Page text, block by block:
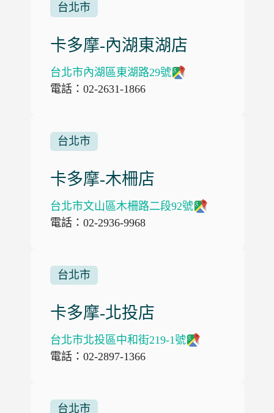
台北市
卡多摩-內湖東湖店
台北市內湖區東湖路29號
電話：02-2631-1866
台北市
卡多摩-木柵店
台北市文山區木柵路二段92號
電話：02-2936-9968
台北市
卡多摩-北投店
台北市北投區中和街219-1號
電話：02-2897-1366
台北市